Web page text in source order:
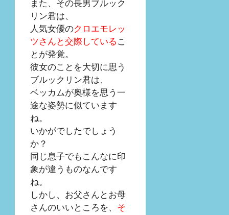
また、その長男ブルック
リン君は、
人気女優のクロエモレッ
ツさんと交際しているこ
とが発覚。
彼女のことを大切に思う
ブルックリン君は、
ベッカムが奥様を思う一
途な姿勢に似ています
ね。
いかがでしたでしょう
か？
同じ息子でもこんなに印
象が違うものなんです
ね。
しかし、お父さんとお母
さんのいいところを、 そ